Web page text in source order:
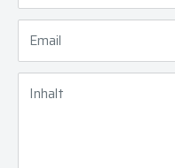
Email
Inhalt